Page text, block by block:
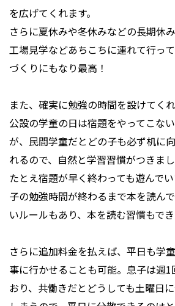
を広げてくれます。
さらに夏休みや冬休みなどの長期休
工場見学などあちこちに連れて行っ
づくりにもなり最高！
また、確実に勉強の時間を設けてく
公設の学童の日は宿題をやってこな
が、民間学童だとどの子も必ず机に
れるので、自然と学習習慣がつきまし
たとえ宿題が早く終わっても遊んで
子の勉強時間が終わるまで本を読ん
いルールもあり、本を読む習慣もでき
さらに追加料金を払えば、平日も学
事に行かせることも可能。息子は週1
おり、共働きだとどうしても土曜日